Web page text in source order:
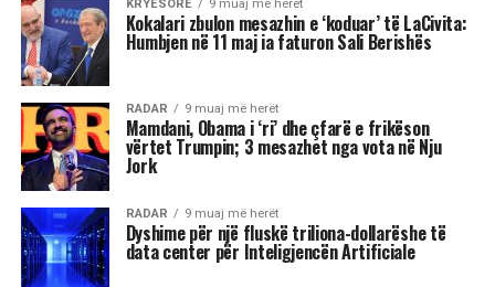
Tenda e madhe, kostoja e lartë e jetesës,
rregullat në ndryshim të lojës: në dritën e fitores
së Mamdanit, kryetarit të ri të bashkisë së Nju
Jorkut, Socialist Demokrat, dhe sukseseve të tjera
të Partisë Progresive në zgjedhjet e 4 nëntorit,
nga fitimi i posteve të guvernatorëve të
Virxhinias dhe Nju Xhersit deri te fitorja në
referendum në Kaliforni, këto tre fronte do të